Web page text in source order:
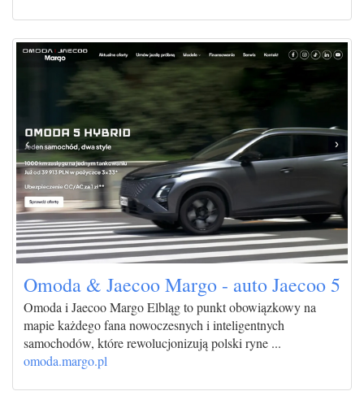
Omoda & Jaecoo Margo - auto Jaecoo 5
Omoda i Jaecoo Margo Elbląg to punkt obowiązkowy na
mapie każdego fana nowoczesnych i inteligentnych
samochodów, które rewolucjonizują polski ryne ...
omoda.margo.pl